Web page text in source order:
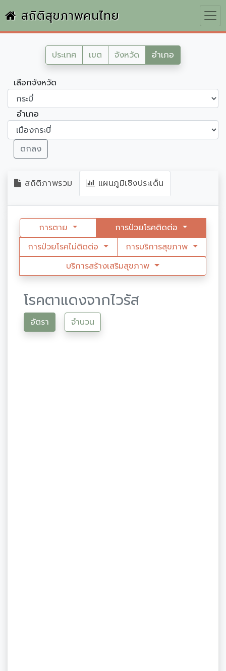
สถิติสุขภาพคนไทย
ประเทศ เขต จังหวัด อำเภอ
เลือกจังหวัด
อำเภอ
ตกลง
สถิติภาพรวม แผนภูมิเชิงประเด็น
การตาย
การป่วยโรคติดต่อ
การป่วยโรคไม่ติดต่อ
การบริการสุขภาพ
บริการสร้างเสริมสุขภาพ
โรคตาแดงจากไวรัส
อัตรา จำนวน